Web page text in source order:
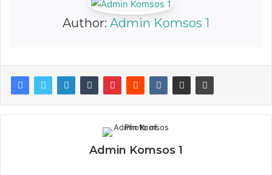
Author: Admin Komsos 1
Admin Komsos 1